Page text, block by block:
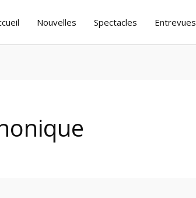
Nouvelles Spectacles Entrevues